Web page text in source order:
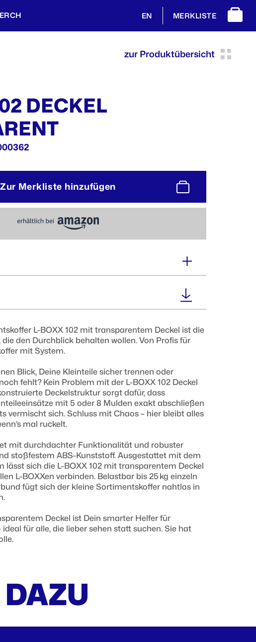
EN MERKLISTE
zur Produktübersicht
DECKEL
Zur Merkliste hinzufügen
:
:
Gewicht :
2,5 kg
L-BOXX 102 mit transparentem Deckel ist die
den Durchblick behalten wollen. Von Profis für
mit System.
Blick, Deine Kleinteile sicher trennen oder
fehlt? Kein Problem mit der L-BOXX 102 Deckel
Deckelstruktur sorgt dafür, dass
mit 5 oder 8 Mulden exakt abschließen
vermischt sich. Schluss mit Chaos – hier bleibt alles
mal ruckelt.
mit durchdachter Funktionalität und robuster
stoßfestem ABS-Kunststoff. Ausgestattet mit dem
lässt sich die L-BOXX 102 mit transparentem Deckel
L-BOXXen verbinden. Belastbar bis 25 kg einzeln
fügt sich der kleine Sortimentskoffer nahtlos in
Deckel ist Dein smarter Helfer für
für alle, die lieber sehen statt suchen. Sie hat